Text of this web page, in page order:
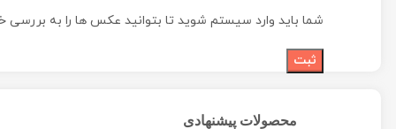
شما باید وارد سیستم شوید تا بتوانید عکس ها را به بررسی
محصولات پیشنهادی